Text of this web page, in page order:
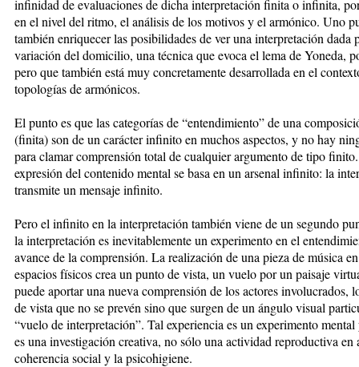
infinidad de evaluaciones de dicha interpretación finita o infinita,
en el nivel del ritmo, el análisis de los motivos y el armónico. Uno
también enriquecer las posibilidades de ver una interpretación dada
variación del domicilio, una técnica que evoca el lema de Yoneda,
pero que también está muy concretamente desarrollada en el
topologías de armónicos.
El punto es que las categorías de “entendimiento” de una
(finita) son de un carácter infinito en muchos aspectos, y no hay
para clamar comprensión total de cualquier argumento de tipo
expresión del contenido mental se basa en un arsenal infinito: la
transmite un mensaje infinito.
Pero el infinito en la interpretación también viene de un segundo
la interpretación es inevitablemente un experimento en el
avance de la comprensión. La realización de una pieza de música
espacios físicos crea un punto de vista, un vuelo por un paisaje
puede aportar una nueva comprensión de los actores involucrados,
de vista que no se prevén sino que surgen de un ángulo visual
“vuelo de interpretación”. Tal experiencia es un experimento
es una investigación creativa, no sólo una actividad reproductiva en
coherencia social y la psicohigiene.